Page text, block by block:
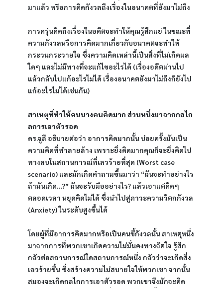
มาแล้ว หรือการคิดกังวลถึงเรื่องในอนาคตที่ยังมาไม่ถึง
การครุ่นคิดถึงเรื่องในอดีตจะทำให้คุณรู้สึกแย่ ในขณะที่
ความกังวลหรือการคิดมากเกี่ยวกับอนาคตจะทำให้
กระวนกระวายใจ ซึ่งความคิดเหล่านี้เป็นสิ่งที่ไม่เกิดผล
ใดๆ และไม่มีทางที่จะแก้ไขอะไรได้ (เรื่องอดีตผ่านไป
แล้วกลับไปแก้อะไรไม่ได้ เรื่องอนาคตยังมาไม่ถึงก็ยังไป
แก้อะไรไม่ได้เช่นกัน)
สาเหตุที่ทำให้คนบางคนคิดมาก ส่วนหนึ่งมาจากกลไก
ลการเอาตัวรอด
ดร.จูลี อธิบายต่อว่า อาการคิดมากนั้น บ่อยครั้งมันเป็น
ความคิดที่ทำลายล้าง เพราะยิ่งคิดมากคุณก็จะยิ่งคิดไป
ทางลบในสถานการณ์ที่เลวร้ายที่สุด (Worst case
scenario) และมักเกิดคำถามขึ้นมาว่า “ฉันจะทำอย่างไร
ถ้ามันเกิด…?” ฉันจะรับมืออย่างไร? แล้วเอาแต่คิดๆ
ตลอดเวลา หยุดคิดไม่ได้ ซึ่งนำไปสู่ภาวะความวิตกกังวล
(Anxiety) ในระดับสูงขึ้นได้
โดยผู้ที่มีอาการคิดมากหรือเป็นคนขี้กังวลนั้น สาเหตุหนึ่ง
มาจากการที่พวกเขาเกิดความไม่มั่นคงทางจิตใจ รู้สึก
กลัวต่อสถานการณ์ใดสถานการณ์หนึ่ง กลัวว่าจะเกิดสิ่ง
เลวร้ายขึ้น ซึ่งสร้างความไม่สบายใจให้พวกเขา จากนั้น
สมองจะเกิดกลไกการเอาตัวรอด พวกเขาจึงมักจะคิด